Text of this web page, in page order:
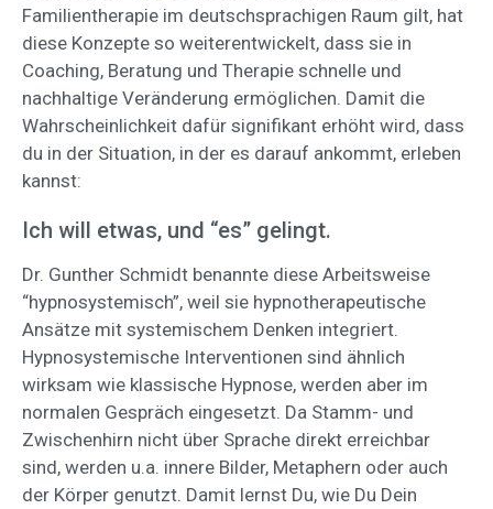
Familientherapie im deutschsprachigen Raum gilt, hat
diese Konzepte so weiterentwickelt, dass sie in
Coaching, Beratung und Therapie schnelle und
nachhaltige Veränderung ermöglichen. Damit die
Wahrscheinlichkeit dafür signifikant erhöht wird, dass
du in der Situation, in der es darauf ankommt, erleben
kannst:
Ich will etwas, und “es” gelingt.
Dr. Gunther Schmidt benannte diese Arbeitsweise
“hypnosystemisch”, weil sie hypnotherapeutische
Ansätze mit systemischem Denken integriert.
Hypnosystemische Interventionen sind ähnlich
wirksam wie klassische Hypnose, werden aber im
normalen Gespräch eingesetzt. Da Stamm- und
Zwischenhirn nicht über Sprache direkt erreichbar
sind, werden u.a. innere Bilder, Metaphern oder auch
der Körper genutzt. Damit lernst Du, wie Du Dein